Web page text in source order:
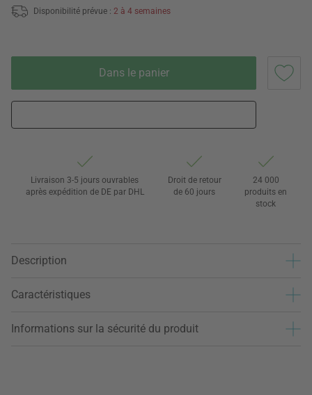
Disponibilité prévue : 2 à 4 semaines
Dans le panier
Livraison 3-5 jours ouvrables
après expédition de DE par DHL
Droit de retour
de 60 jours
24 000
produits en
stock
Description
Caractéristiques
Informations sur la sécurité du produit